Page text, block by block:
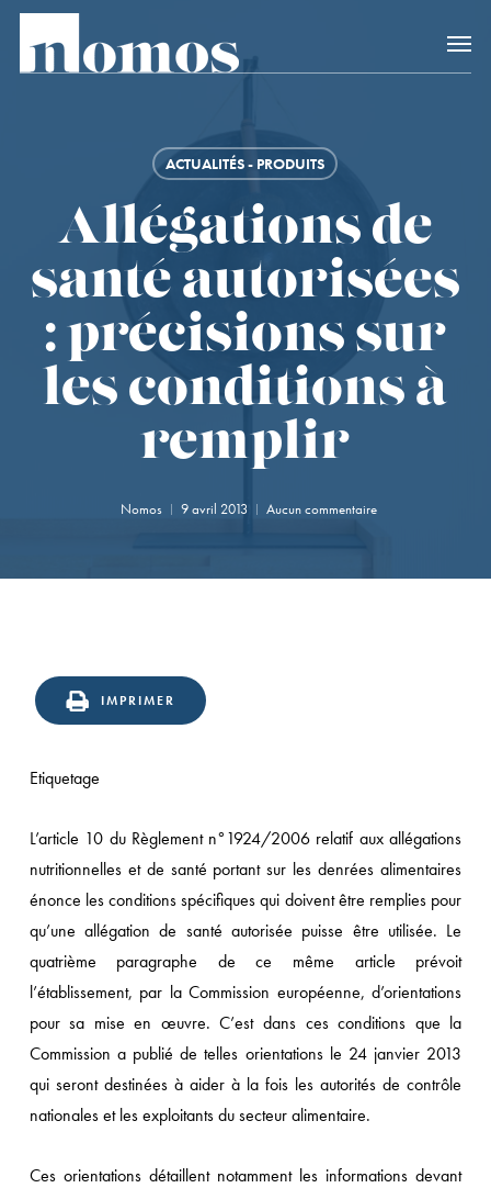
Skip
main
Accès rapide
ACTUALITÉS - PRODUITS
Allégations de
santé autorisées
: précisions sur
les conditions à
remplir
Nomos 9 avril 2013 Aucun commentaire
IMPRIMER
Etiquetage
L’article 10 du Règlement n°1924/2006 relatif aux allégations
nutritionnelles et de santé portant sur les denrées alimentaires
énonce les conditions spécifiques qui doivent être remplies pour
qu’une allégation de santé autorisée puisse être utilisée. Le
quatrième paragraphe de ce même article prévoit
l’établissement, par la Commission européenne, d’orientations
pour sa mise en œuvre. C’est dans ces conditions que la
Commission a publié de telles orientations le 24 janvier 2013
qui seront destinées à aider à la fois les autorités de contrôle
nationales et les exploitants du secteur alimentaire.
Ces orientations détaillent notamment les informations devant